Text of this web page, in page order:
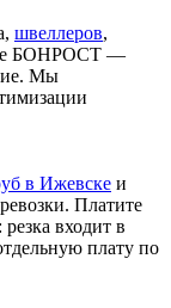
швеллеров,
БОНРОСТ —
Мы
в Ижевске и
Платите
входит в
плату по